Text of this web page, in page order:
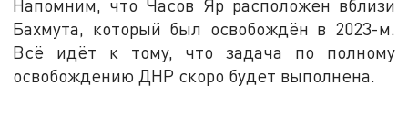
Напомним, что Часов Яр расположен вблизи
Бахмута, который был освобождён в 2023-м.
Всё идёт к тому, что задача по полному
освобождению ДНР скоро будет выполнена.